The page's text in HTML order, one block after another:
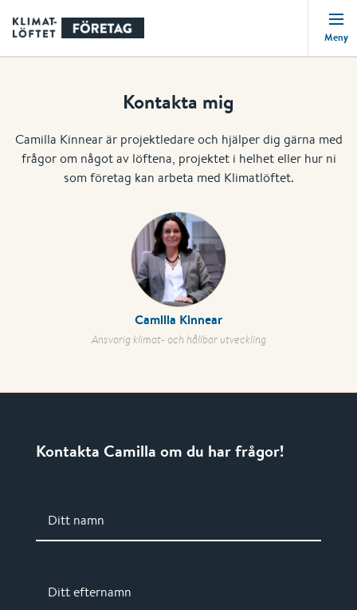
Meny
Kontakta mig
Camilla Kinnear är projektledare och hjälper dig gärna med
frågor om något av löftena, projektet i helhet eller hur ni
som företag kan arbeta med Klimatlöftet.
Camilla Kinnear
Ansvarig klimat- och hållbar utveckling
Kontakta Camilla om du har frågor!
Ditt namn
Ditt efternamn